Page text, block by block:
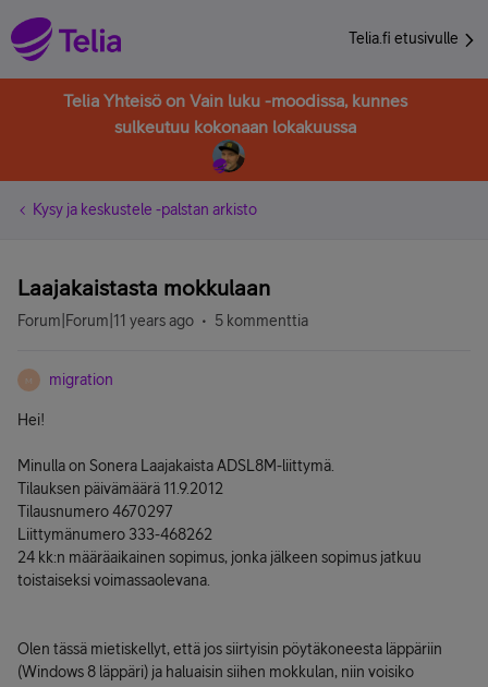
Telia.fi etusivulle
Telia Yhteisö on Vain luku -moodissa, kunnes
sulkeutuu kokonaan lokakuussa
Kysy ja keskustele -palstan arkisto
Laajakaistasta mokkulaan
Forum|Forum|11 years ago 5 kommenttia
M migration
Hei!
Minulla on Sonera Laajakaista ADSL8M-liittymä.
Tilauksen päivämäärä 11.9.2012
Tilausnumero 4670297
Liittymänumero 333-468262
24 kk:n määräaikainen sopimus, jonka jälkeen sopimus jatkuu
toistaiseksi voimassaolevana.
Olen tässä mietiskellyt, että jos siirtyisin pöytäkoneesta läppäriin
(Windows 8 läppäri) ja haluaisin siihen mokkulan, niin voisiko